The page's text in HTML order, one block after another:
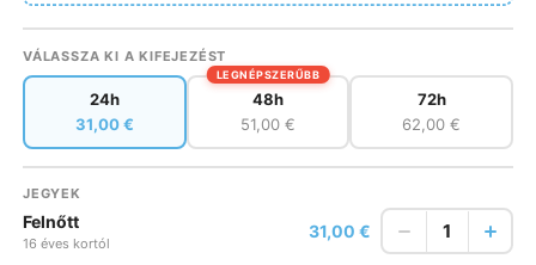
VÁLASSZA KI A KIFEJEZÉST
24h
31,00 €
LEGNÉPSZERŰBB
48h
51,00 €
72h
62,00 €
JEGYEK
Felnőtt
16 éves kortól
31,00 € 1